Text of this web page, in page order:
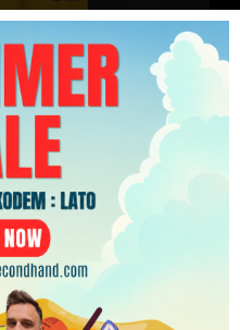
2011/12 Home Puma
Match Issue
zł